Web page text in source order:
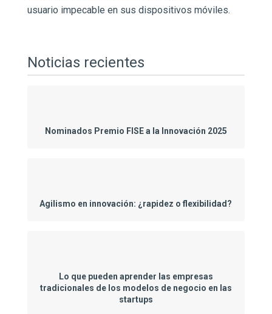
usuario impecable en sus dispositivos móviles.
Noticias recientes
Nominados Premio FISE a la Innovación 2025
Agilismo en innovación: ¿rapidez o flexibilidad?
Lo que pueden aprender las empresas
tradicionales de los modelos de negocio en las
startups